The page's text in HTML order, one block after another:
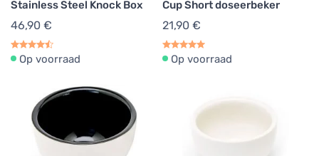
Stainless Steel Knock Box
46,90 €
Op voorraad
Cup Short doseerbeker
21,90 €
Op voorraad